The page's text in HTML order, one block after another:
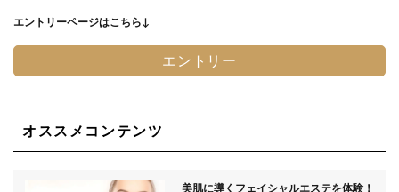
エントリーページはこちら↓
エントリー
オススメコンテンツ
美肌に導くフェイシャルエステを体験！